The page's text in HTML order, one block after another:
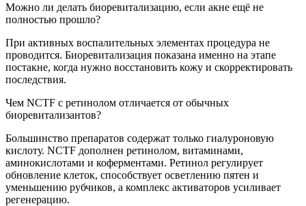
Можно ли делать биоревитализацию, если акне ещё не
полностью прошло?
При активных воспалительных элементах процедура не
проводится. Биоревитализация показана именно на этапе
постакне, когда нужно восстановить кожу и скорректировать
последствия.
Чем NCTF с ретинолом отличается от обычных
биоревитализантов?
Большинство препаратов содержат только гиалуроновую
кислоту. NCTF дополнен ретинолом, витаминами,
аминокислотами и коферментами. Ретинол регулирует
обновление клеток, способствует осветлению пятен и
уменьшению рубчиков, а комплекс активаторов усиливает
регенерацию.